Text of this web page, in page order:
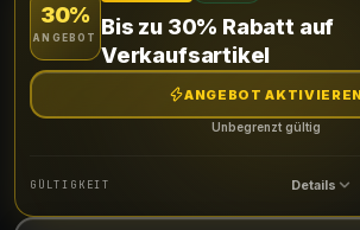
30%
ANGEBOT
Bis zu 30% Rabatt auf
Verkaufsartikel
ANGEBOT
Unbegrenzt gültig
GÜLTIGKEIT Details